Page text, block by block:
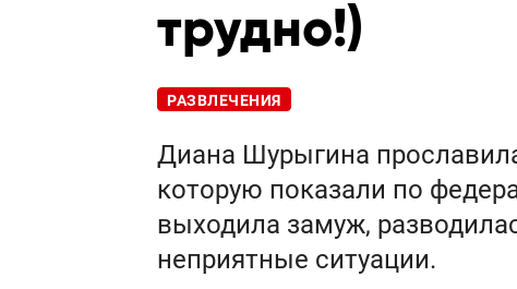
трудно!)
РАЗВЛЕЧЕНИЯ
Диана Шурыгина
которую показали по
выходила замуж,
неприятные ситуации.